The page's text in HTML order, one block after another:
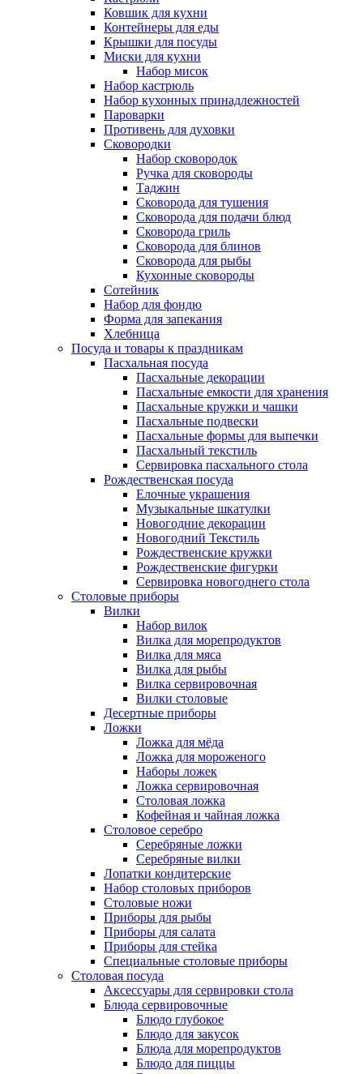
Ковшик для кухни
Контейнеры для еды
Крышки для посуды
Миски для кухни
Набор мисок
Набор кастрюль
Набор кухонных принадлежностей
Пароварки
Противень для духовки
Сковородки
Набор сковородок
Ручка для сковороды
Таджин
Сковорода для тушения
Сковорода для подачи блюд
Сковорода гриль
Сковорода для блинов
Сковорода для рыбы
Кухонные сковороды
Сотейник
Набор для фондю
Форма для запекания
Хлебница
Посуда и товары к праздникам
Пасхальная посуда
Пасхальные декорации
Пасхальные емкости для хранения
Пасхальные кружки и чашки
Пасхальные подвески
Пасхальные формы для выпечки
Пасхальный текстиль
Сервировка пасхального стола
Рождественская посуда
Елочные украшения
Музыкальные шкатулки
Новогодние декорации
Новогодний Текстиль
Рождественские кружки
Рождественские фигурки
Сервировка новогоднего стола
Столовые приборы
Вилки
Набор вилок
Вилка для морепродуктов
Вилка для мяса
Вилка для рыбы
Вилка сервировочная
Вилки столовые
Десертные приборы
Ложки
Ложка для мёда
Ложка для мороженого
Наборы ложек
Ложка сервировочная
Столовая ложка
Кофейная и чайная ложка
Столовое серебро
Серебряные ложки
Серебряные вилки
Лопатки кондитерские
Набор столовых приборов
Столовые ножи
Приборы для рыбы
Приборы для салата
Приборы для стейка
Специальные столовые приборы
Столовая посуда
Аксессуары для сервировки стола
Блюда сервировочные
Блюдо глубокое
Блюдо для закусок
Блюда для морепродуктов
Блюдо для пиццы